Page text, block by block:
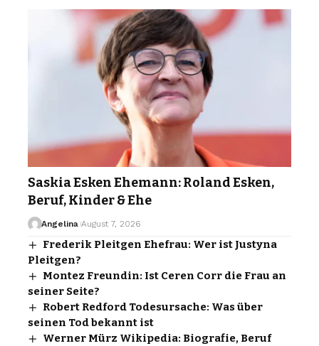
Saskia Esken Ehemann: Roland Esken,
Beruf, Kinder & Ehe
Angelina August 7, 2026
Frederik Pleitgen Ehefrau: Wer ist Justyna
Pleitgen?
Montez Freundin: Ist Ceren Corr die Frau an
seiner Seite?
Robert Redford Todesursache: Was über
seinen Tod bekannt ist
Werner Mürz Wikipedia: Biografie, Beruf